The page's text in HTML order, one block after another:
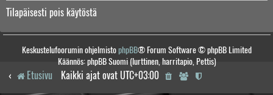
Tilapäisesti pois käytöstä
Keskustelufoorumin ohjelmistophpBB® Forum Software © phpBB Limited
Käännös: phpBB Suomi (lurttinen, harritapio, Pettis)
Etusivu Kaikki ajat ovat UTC+03:00